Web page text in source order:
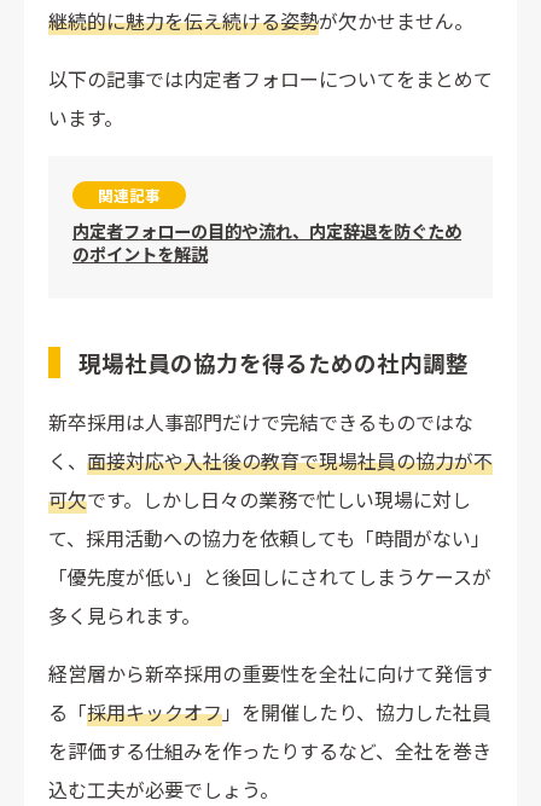
継続的に魅力を伝え続ける姿勢が欠かせません。
以下の記事では内定者フォローについてをまとめて
います。
関連記事
内定者フォローの目的や流れ、内定辞退を防ぐため
のポイントを解説
現場社員の協力を得るための社内調整
新卒採用は人事部門だけで完結できるものではな
く、 面接対応や入社後の教育で現場社員の協力が不
可欠です。しかし日々の業務で忙しい現場に対し
て、採用活動への協力を依頼しても「時間がない」
「優先度が低い」と後回しにされてしまうケースが
多く見られます。
経営層から新卒採用の重要性を全社に向けて発信す
る「採用キックオフ」を開催したり、協力した社員
を評価する仕組みを作ったりするなど、全社を巻き
込む工夫が必要でしょう。